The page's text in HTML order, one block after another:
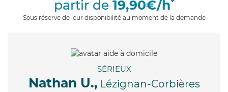
partir de 19,90€/h
Sous réserve de leur disponibilité au moment de la demande
SÉRIEUX
Nathan U., Lézignan-Corbières